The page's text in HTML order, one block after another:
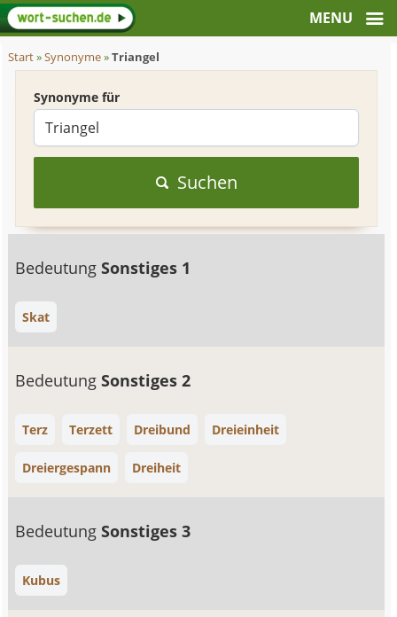
Start»Synonyme»Triangel
Synonyme für
Suchen
BedeutungSonstiges 1
Skat
BedeutungSonstiges 2
Terz Terzett Dreibund Dreieinheit
Dreiergespann Dreiheit
BedeutungSonstiges 3
Kubus